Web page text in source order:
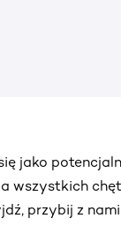
jako
wszystkich
przybij z